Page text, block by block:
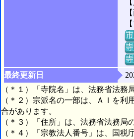
最終更新日
（＊１）「寺院名」は、法務省法務
（＊２）宗派名の一部は、ＡＩを
合があります。
（＊３）「住所」は、法務省法務局
（＊４）「宗教法人番号」は、国税